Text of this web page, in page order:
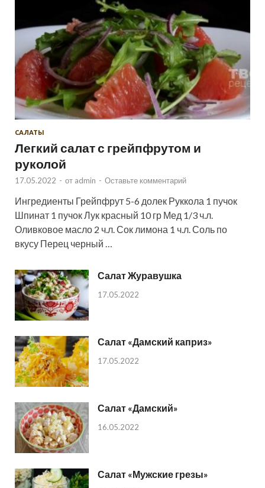
САЛАТЫ
Легкий салат с грейпфрутом и
руколой
17.05.2022 - от admin - Оставьте комментарий
Ингредиенты Грейпфрут 5-6 долек Руккола 1 пучок
Шпинат 1 пучок Лук красный 10 гр Мед 1/3 ч.л.
Оливковое масло 2 ч.л. Сок лимона 1 ч.л. Соль по
вкусу Перец черный …
Салат Журавушка
17.05.2022
Салат «Дамский каприз»
17.05.2022
Салат «Дамский»
16.05.2022
Салат «Мужские грезы»